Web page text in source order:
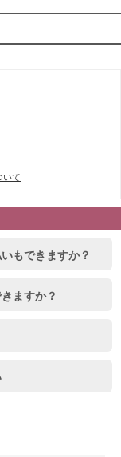
いて
もできますか？
ますか？